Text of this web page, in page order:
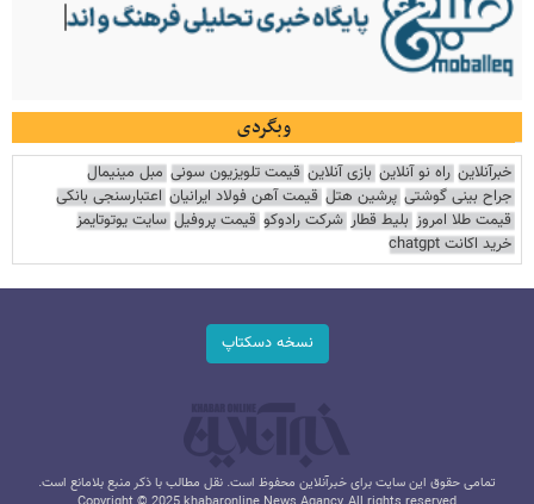
وبگردی
خبرآنلاین راه نو آنلاین بازی آنلاین قیمت تلویزیون سونی مبل مینیمال
جراح بینی گوشتی پرشین هتل قیمت آهن فولاد ایرانیان اعتبارسنجی بانکی
قیمت طلا امروز بلیط قطار شرکت رادوکو قیمت پروفیل سایت یوتوتایمز
خرید اکانت chatgpt
نسخه دسکتاپ
تمامی حقوق این سایت برای خبرآنلاین محفوظ است. نقل مطالب با ذکر منبع بلامانع است.